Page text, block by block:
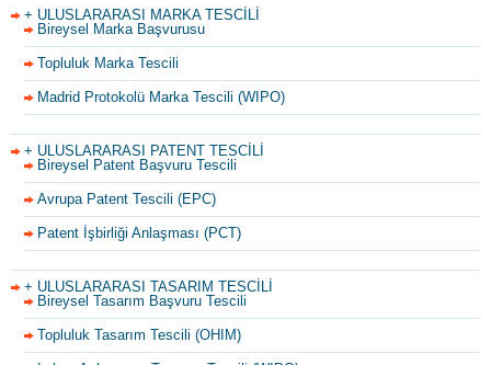
+ ULUSLARARASI MARKA TESCİLİ
Bireysel Marka Başvurusu
Topluluk Marka Tescili
Madrid Protokolü Marka Tescili (WIPO)
+ ULUSLARARASI PATENT TESCİLİ
Bireysel Patent Başvuru Tescili
Avrupa Patent Tescili (EPC)
Patent İşbirliği Anlaşması (PCT)
+ ULUSLARARASI TASARIM TESCİLİ
Bireysel Tasarım Başvuru Tescili
Topluluk Tasarım Tescili (OHIM)